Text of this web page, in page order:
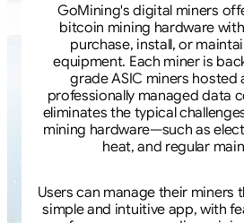
GoMining's digital miners
bitcoin mining hardware
purchase, install, or
equipment. Each miner is
grade ASIC miners hosted
professionally managed data
eliminates the typical
mining hardware—such as
heat, and regular
Users can manage their miners
simple and intuitive app, with